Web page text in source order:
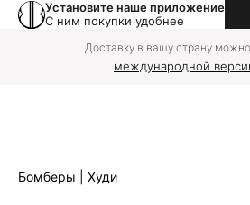
Установите наше приложение
С ним покупки удобнее
Доставку в вашу страну
международной
Бомберы | Худи